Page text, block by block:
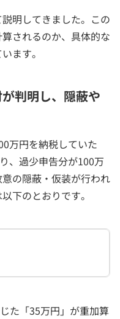
明してきました。この
されるのか、具体的な
ます。
判明し、隠蔽や
万円を納税していた
、過少申告分が100万
の隠蔽・仮装が行われ
下のとおりです。
た「35万円」が重加算